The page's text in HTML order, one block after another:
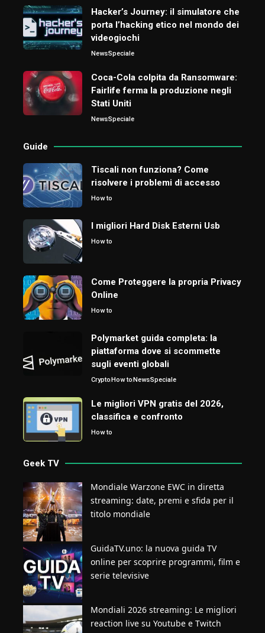
Hacker’s Journey: il simulatore che
porta l’hacking etico nel mondo dei
videogiochi
NewsSpeciale
Coca-Cola colpita da Ransomware:
Fairlife ferma la produzione negli
Stati Uniti
NewsSpeciale
Guide
Tiscali non funziona? Come
risolvere i problemi di accesso
How to
I migliori Hard Disk Esterni Usb
How to
Come Proteggere la propria Privacy
Online
How to
Polymarket guida completa: la
piattaforma dove si scommette
sugli eventi globali
CryptoHow toNewsSpeciale
Le migliori VPN gratis del 2026,
classifica e confronto
How to
Geek TV
Mondiale Warzone EWC in diretta
streaming: date, premi e sfida per il
titolo mondiale
GuidaTV.uno: la nuova guida TV
online per scoprire programmi, film e
serie televisive
Mondiali 2026 streaming: Le migliori
reaction live su Youtube e Twitch